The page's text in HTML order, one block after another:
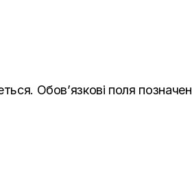
Обов’язкові поля